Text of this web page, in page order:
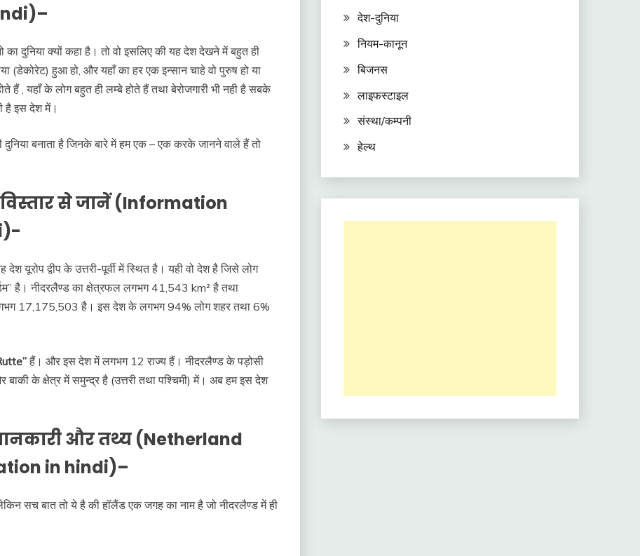
दुनिया क्यों कहा है। तो वो इसलिए की यह देश देखने में बहुत ही
(डेकोरेट) हुआ हो, और यहाँ का हर एक इन्सान चाहे वो पुरुष हो या
, यहाँ के लोग बहुत ही लम्बे होते हैं तथा बेरोजगारी भी नही है सबके
है इस देश में।
बनाता है जिनके बारे में हम एक – एक करके जानने वाले हैं तो
से जानें (Information
यूरोप द्वीप के उत्तरी-पूर्वी में स्थित है। यही वो देश है जिसे लोग
है। नीदरलैण्ड का क्षेत्रफल लगभग 41,543 km² है तथा
17,175,503 है। इस देश के लगभग 94% लोग शहर तथा 6%
हैं। और इस देश में लगभग 12 राज्य हैं। नीदरलैण्ड के पड़ोसी
बाकी के क्षेत्र में समुन्द्र है (उत्तरी तथा पश्चिमी) में। अब हम इस देश
और तथ्य (Netherland
in hindi)–
सच बात तो ये है की हॉलैंड एक जगह का नाम है जो नीदरलैण्ड में ही
देश-दुनिया
नियम-कानून
बिजनस
लाइफस्टाइल
संस्था/कम्पनी
हेल्थ